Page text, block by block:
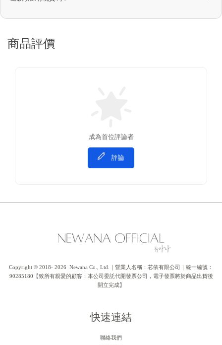
商品評價
成為首位評論者
評論
Copyright © 2018- 2026  Newana Co., Ltd.｜營業人名稱：芯依有限公司｜統一編號：
90285180【致所有親愛的顧客：本公司委託代開發票公司，電子發票將於商品出貨後
開立完成】
快速連結
聯絡我們